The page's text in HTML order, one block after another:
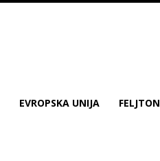
EVROPSKA UNIJA FELJTON